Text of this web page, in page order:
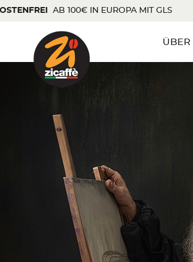
AB 100€ IN EUROPA MIT GLS
ÜBER